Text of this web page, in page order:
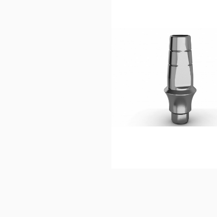
Ajouter au
panier